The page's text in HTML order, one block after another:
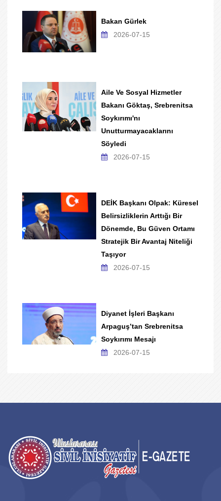
Bakan Gürlek
2026-07-15
Aile Ve Sosyal Hizmetler
Bakanı Göktaş, Srebrenitsa
Soykırımı'nı
Unutturmayacaklarını
Söyledi
2026-07-15
DEİK Başkanı Olpak: Küresel
Belirsizliklerin Arttığı Bir
Dönemde, Bu Güven Ortamı
Stratejik Bir Avantaj Niteliği
Taşıyor
2026-07-15
Diyanet İşleri Başkanı
Arpaguş’tan Srebrenitsa
Soykırımı Mesajı
2026-07-15